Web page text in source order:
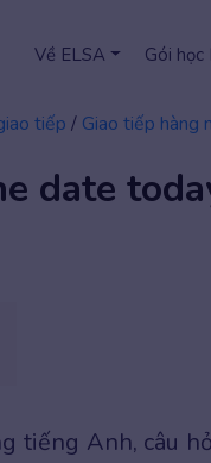
Về ELSA Gói học
tiếp / Giao tiếp hàng
date
tiếng Anh, câu